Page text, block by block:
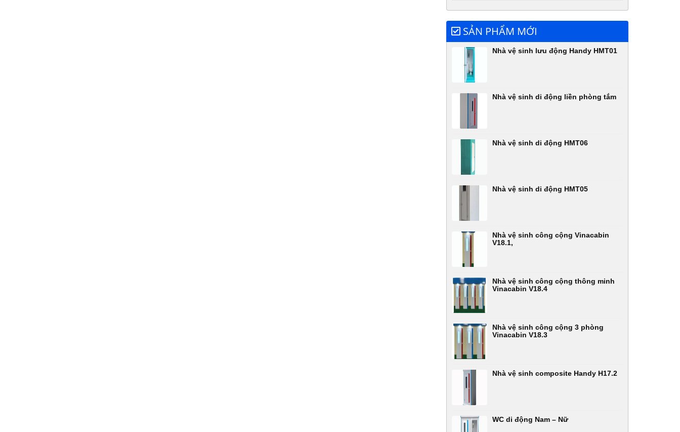
SẢN PHẨM MỚI
Nhà vệ sinh lưu động Handy HMT01
Nhà vệ sinh di động liền phòng tắm
Nhà vệ sinh di động HMT06
Nhà vệ sinh di động HMT05
Nhà vệ sinh công cộng Vinacabin
V18.1,
Nhà vệ sinh công cộng thông minh
Vinacabin V18.4
Nhà vệ sinh công cộng 3 phòng
Vinacabin V18.3
Nhà vệ sinh composite Handy H17.2
WC di động Nam – Nữ